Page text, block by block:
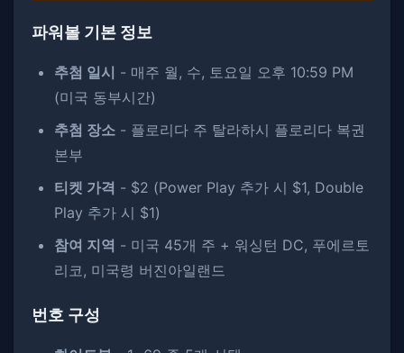
파워볼 기본 정보
추첨 일시 - 매주 월, 수, 토요일 오후 10:59 PM
(미국 동부시간)
추첨 장소 - 플로리다 주 탈라하시 플로리다 복권
본부
티켓 가격 - $2 (Power Play 추가 시 $1, Double
Play 추가 시 $1)
참여 지역 - 미국 45개 주 + 워싱턴 DC, 푸에르토
리코, 미국령 버진아일랜드
번호 구성